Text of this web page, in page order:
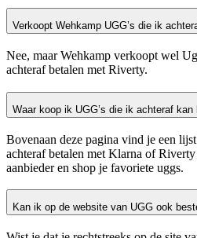
Verkoopt Wehkamp UGG’s die ik
Nee, maar Wehkamp verkoopt wel
achteraf betalen met Riverty.
Waar koop ik UGG’s die ik achteraf kan
Bovenaan deze pagina vind je een
achteraf betalen met Klarna of
aanbieder en shop je favoriete uggs.
Kan ik op de website van UGG ook